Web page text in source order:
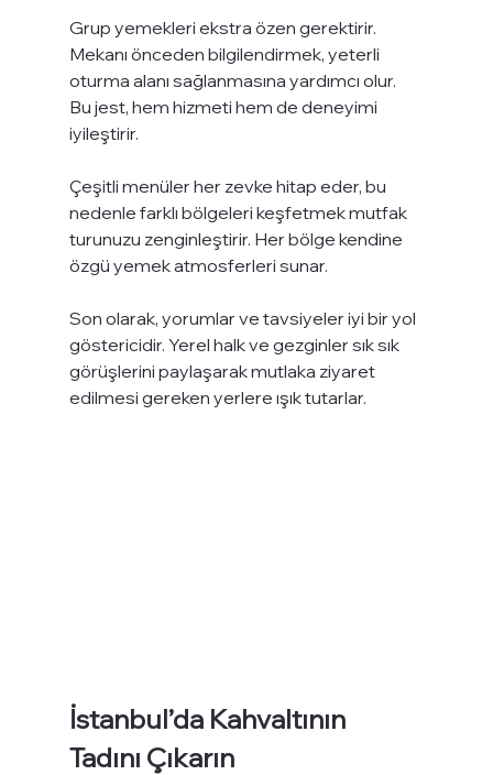
Grup yemekleri ekstra özen gerektirir.
Mekanı önceden bilgilendirmek, yeterli
oturma alanı sağlanmasına yardımcı olur.
Bu jest, hem hizmeti hem de deneyimi
iyileştirir.
Çeşitli menüler her zevke hitap eder, bu
nedenle farklı bölgeleri keşfetmek mutfak
turunuzu zenginleştirir. Her bölge kendine
özgü yemek atmosferleri sunar.
Son olarak, yorumlar ve tavsiyeler iyi bir yol
göstericidir. Yerel halk ve gezginler sık sık
görüşlerini paylaşarak mutlaka ziyaret
edilmesi gereken yerlere ışık tutarlar.
İstanbul’da Kahvaltının
Tadını Çıkarın